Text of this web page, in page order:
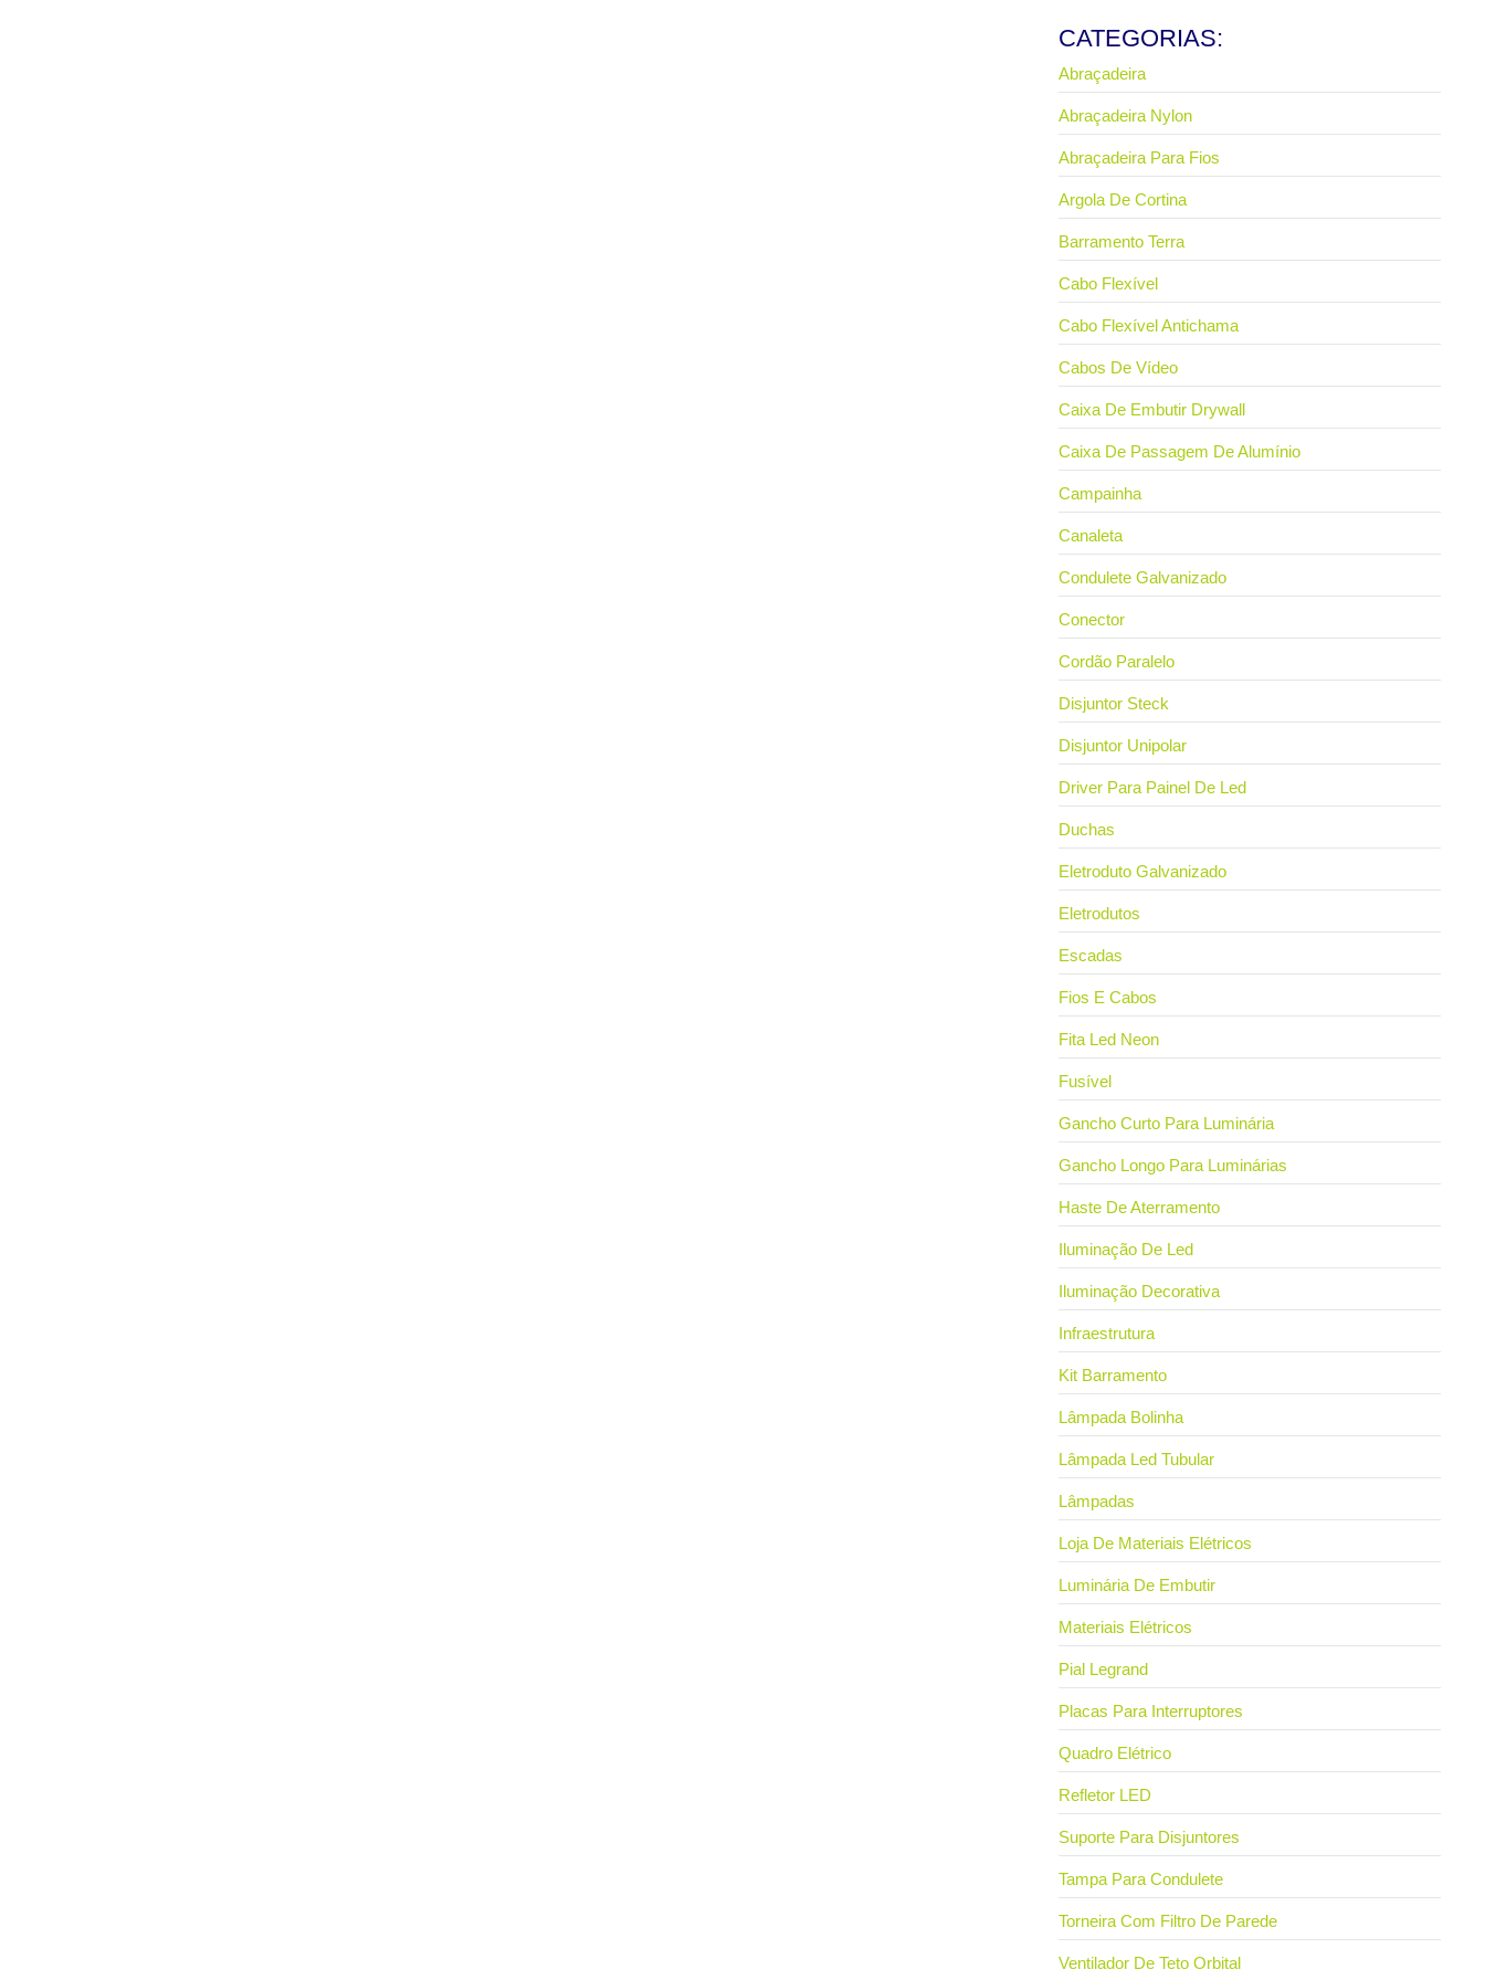
CATEGORIAS:
Abraçadeira
Abraçadeira Nylon
Abraçadeira Para Fios
Argola De Cortina
Barramento Terra
Cabo Flexível
Cabo Flexível Antichama
Cabos De Vídeo
Caixa De Embutir Drywall
Caixa De Passagem De Alumínio
Campainha
Canaleta
Condulete Galvanizado
Conector
Cordão Paralelo
Disjuntor Steck
Disjuntor Unipolar
Driver Para Painel De Led
Duchas
Eletroduto Galvanizado
Eletrodutos
Escadas
Fios E Cabos
Fita Led Neon
Fusível
Gancho Curto Para Luminária
Gancho Longo Para Luminárias
Haste De Aterramento
Iluminação De Led
Iluminação Decorativa
Infraestrutura
Kit Barramento
Lâmpada Bolinha
Lâmpada Led Tubular
Lâmpadas
Loja De Materiais Elétricos
Luminária De Embutir
Materiais Elétricos
Pial Legrand
Placas Para Interruptores
Quadro Elétrico
Refletor LED
Suporte Para Disjuntores
Tampa Para Condulete
Torneira Com Filtro De Parede
Ventilador De Teto Orbital